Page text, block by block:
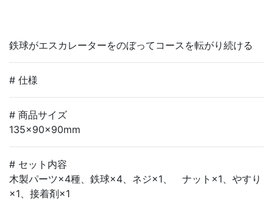
鉄球がエスカレーターをのぼってコースを転がり続ける
# 仕様
# 商品サイズ
135×90×90mm
# セット内容
木製パーツ×4種、鉄球×4、ネジ×1、 ナット×1、やすり
×1、接着剤×1